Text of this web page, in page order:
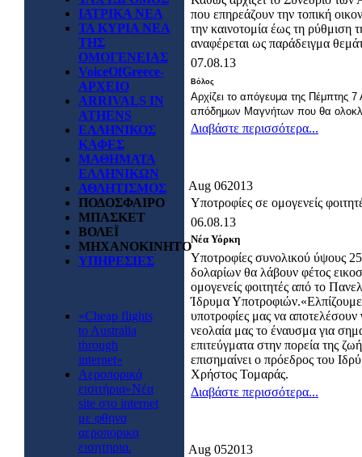
ΙΑΤΡΙΚΑ ΝΕΑ
ΤΑ ΚΥΡΙΑ ΝΕΑ
ΤΗΣ
ΟΜΟΓΕΝΕΙΑΣ
VoiceOfGreece-
ΑΡΧΕΙΟ
ARRIVALS IN
ATHENS
ΕΛΛΗΝΙΚΟΣ
ΚΑΦΕΣ
ΜΑΘΗΜΑΤΑ
ΕΛΛΗΝΙΚΩΝ
ΑΘΛΗΤΙΣΜΟΣ
ΠΟΔΟΣΦΑΙΡΟ
ΜΠΑΣΚΕΤ
ΒΟΛΕΪ
ΜΗΧΑΝΟΚΙΝΗΤΟ
ΥΠΗΡΕΣΙΕΣ
«Cheap flights
to Australia
through
internet»
Αεροπορικά
εισιτήρια»Νέα
site στο internet
με φθηνα
αεροπορικα
εισητηρια.
που επηρεάζουν την τοπική
την καινοτομία έως τη
αναφέρεται ως παράδειγμα
07.08.13
Βόλος
Αρχίζει το απόγευμα της Πέμπτης
απόδημων Μαγνήτων που θα
Διαβάστε περισσότερα...
Aug 062013
Υποτροφίες σε ομογενείς
06.08.13
Νέα Υόρκη
Υποτροφίες συνολικού ύψους
δολαρίων θα λάβουν φέτος
ομογενείς φοιτητές από το
Ίδρυμα Υποτροφιών.«Ελπίζουμε
υποτροφίες μας να αποτελέσουν
νεολαία μας το έναυσμα για
επιτεύγματα στην πορεία της
επισημαίνει ο πρόεδρος του
Χρήστος Τομαράς.
Διαβάστε περισσότερα...
Aug 052013